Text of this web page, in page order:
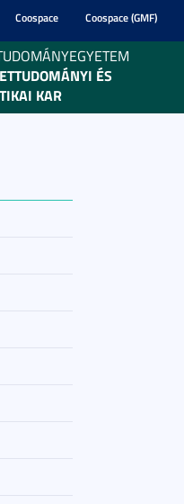
Coospace Coospace (GMF)
ÉS
KAR